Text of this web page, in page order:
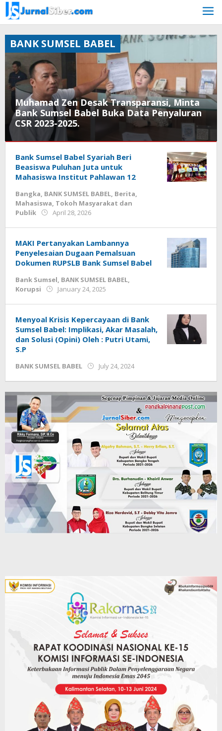
Skip
to
content
Muhamad Zen Desak Transparansi, Minta
Bank Sumsel Babel Buka Data Penyaluran
CSR 2023-2025.
belitung
BANK
SUMSEL
Berita,
Pers,
Tokoh
Publik
July
2026
Budiyanto
BANK SUMSEL BABEL
Bank Sumsel Babel Syariah Beri
Beasiswa Puluhan Juta untuk
Mahasiswa Institut Pahlawan 12
Bangka, BANK SUMSEL BABEL, Berita,
Mahasiswa, Tokoh Masyarakat dan
Publik
April 28, 2026
MAKI Pertanyakan Lambannya
Penyelesaian Dugaan Pemalsuan
Dokumen RUPSLB Bank Sumsel Babel
Bank Sumsel, BANK SUMSEL BABEL,
Korupsi
January 24, 2025
Menyoal Krisis Kepercayaan di Bank
Sumsel Babel: Implikasi, Akar Masalah,
dan Solusi (Opini) Oleh : Putri Utami,
S.P
BANK SUMSEL BABEL July 24, 2024